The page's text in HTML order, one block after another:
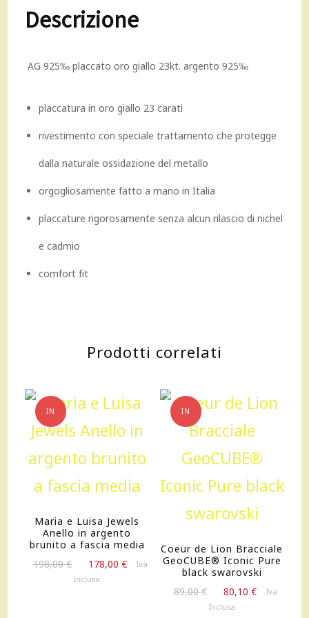
Descrizione
AG 925‰ placcato oro giallo 23kt. argento 925‰
placcatura in oro giallo 23 carati
rivestimento con speciale trattamento che protegge
dalla naturale ossidazione del metallo
orgogliosamente fatto a mano in Italia
placcature rigorosamente senza alcun rilascio di nichel
e cadmio
comfort fit
Prodotti correlati
IN
OFFERTA!
Maria e Luisa Jewels
Anello in argento
brunito a fascia media
198,00€
prezzo
178,00€
IlIva
Inclusa
IN
OFFERTA!
Coeur de Lion Bracciale
GeoCUBE® Iconic Pure
black swarovski
89,00€
prezzo
80,10 €
IlIva
Inclusa